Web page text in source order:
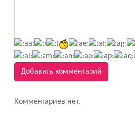
Добавить комментарий
Комментариев нет.